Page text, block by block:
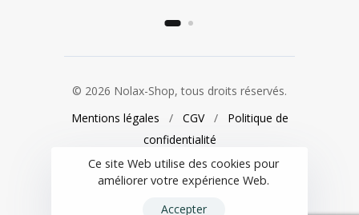
© 2026 Nolax-Shop, tous droits réservés.
Mentions légales / CGV/ Politique de
confidentialité
Ce site Web utilise des cookies pour
améliorer votre expérience Web.
Accepter